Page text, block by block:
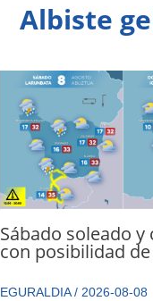
Albiste
Sábado soleado y
con posibilidad
EGURALDIA/ 2026-08-08